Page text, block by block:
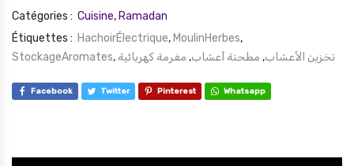
Catégories : Cuisine, Ramadan
Étiquettes : HachoirÉlectrique, MoulinHerbes,
StockageAromates, تخزين الأعشاب, مطحنة أعشاب, مفرمة كهربائية
Facebook Twitter Pinterest Whatsapp